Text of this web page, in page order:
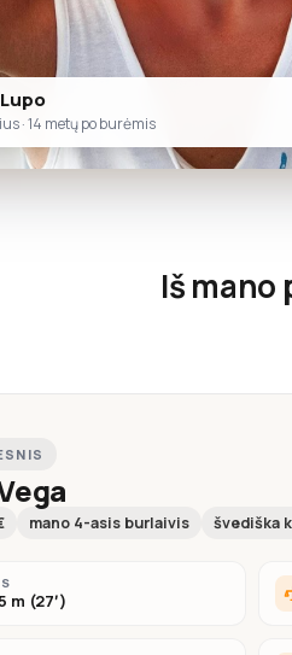
· 14 metų po burėmis
Iš mano
mano 4-asis burlaivis švediška
m (27′)